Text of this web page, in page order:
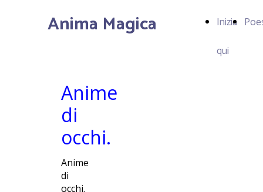
Anima Magica
Inizia
qui
Anime
di
occhi.
Anime
di
occhi.